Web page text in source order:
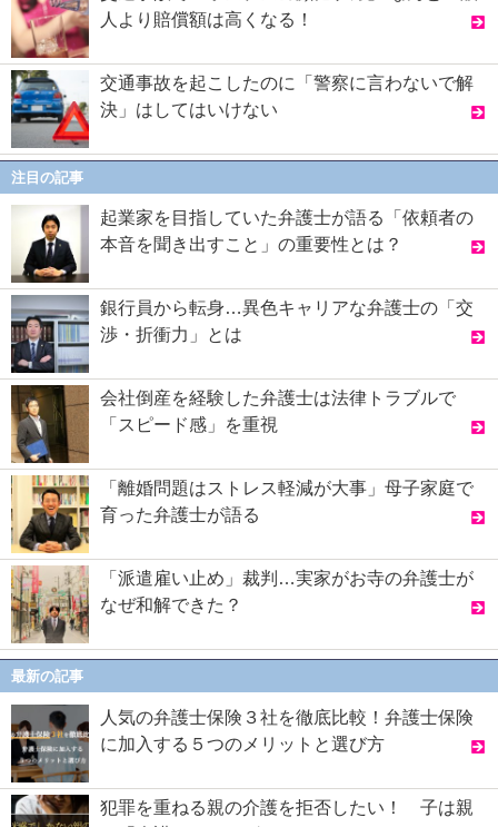
人より賠償額は高くなる！
交通事故を起こしたのに「警察に言わないで解
決」はしてはいけない
注目の記事
起業家を目指していた弁護士が語る「依頼者の
本音を聞き出すこと」の重要性とは？
銀行員から転身…異色キャリアな弁護士の「交
渉・折衝力」とは
会社倒産を経験した弁護士は法律トラブルで
「スピード感」を重視
「離婚問題はストレス軽減が大事」母子家庭で
育った弁護士が語る
「派遣雇い止め」裁判…実家がお寺の弁護士が
なぜ和解できた？
最新の記事
人気の弁護士保険３社を徹底比較！弁護士保険
に加入する５つのメリットと選び方
犯罪を重ねる親の介護を拒否したい！ 子は親